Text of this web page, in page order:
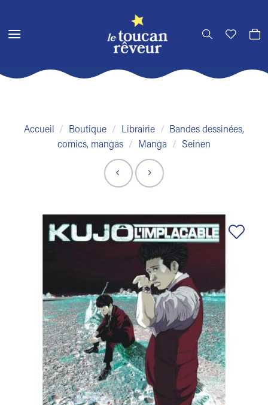
contenu
Accueil / Boutique / Librairie /
Bandes dessinées,
comics, mangas
/ Manga / Seinen